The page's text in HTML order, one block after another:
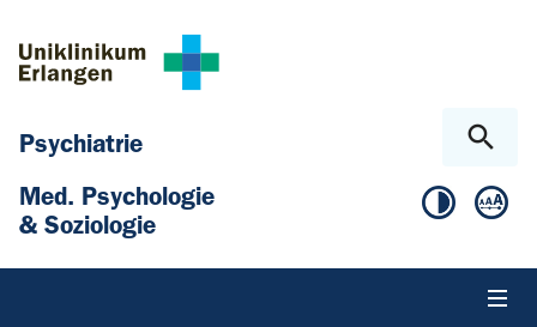
Psychiatrie
Med. Psychologie
& Soziologie